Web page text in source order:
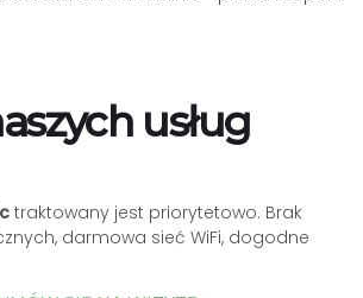
usług
traktowany jest priorytetowo. Brak
darmowa sieć WiFi, dogodne